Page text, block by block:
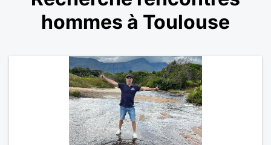
hommes à Toulouse